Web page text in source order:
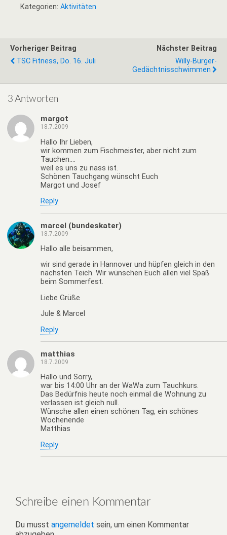
Kategorien: Aktivitäten
Vorheriger Beitrag
TSC Fitness, Do. 16. Juli
Nächster Beitrag
Willy-Burger-
Gedächtnisschwimmen
3 Antworten
margot
18.7.2009
Hallo Ihr Lieben,
wir kommen zum Fischmeister, aber nicht zum
Tauchen….
weil es uns zu nass ist.
Schönen Tauchgang wünscht Euch
Margot und Josef
Reply
marcel (bundeskater)
18.7.2009
Hallo alle beisammen,
wir sind gerade in Hannover und hüpfen gleich in den
nächsten Teich. Wir wünschen Euch allen viel Spaß
beim Sommerfest.
Liebe Grüße
Jule & Marcel
Reply
matthias
18.7.2009
Hallo und Sorry,
war bis 14:00 Uhr an der WaWa zum Tauchkurs.
Das Bedürfnis heute noch einmal die Wohnung zu
verlassen ist gleich null.
Wünsche allen einen schönen Tag, ein schönes
Wochenende
Matthias
Reply
Schreibe einen Kommentar
Du musst angemeldet sein, um einen Kommentar